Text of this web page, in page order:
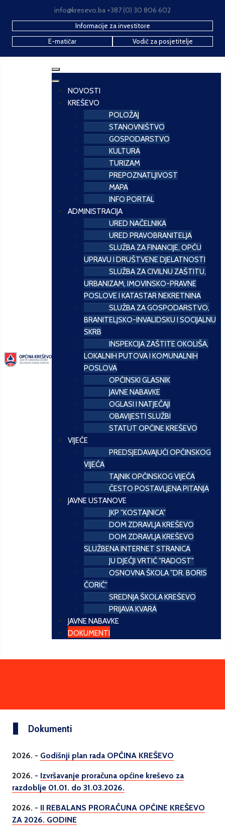
info@kresevo.ba +387 (0) 30 806 602
Informacije za investitore
E-matičar
Vodič za posjetitelje
NOVOSTI
KREŠEVO
POLOŽAJ
STANOVNIŠTVO
GOSPODARSTVO
KULTURA
TURIZAM
PREPOZNATLJIVOST
MAPA
INFO PORTAL
ADMINISTRACIJA
URED NAČELNIKA
URED PRAVOBRANITELJA
SLUŽBA ZA FINANCIJE, OPĆU
UPRAVU I DRUŠTVENE DJELATNOSTI
SLUŽBA ZA CIVILNU ZAŠTITU,
URBANIZAM, IMOVINSKO-PRAVNE
POSLOVE I KATASTAR NEKRETNINA
SLUŽBA ZA GOSPODARSTVO,
BRANITELJSKO-INVALIDSKU I SOCIJALNU
SKRB
INSPEKCIJA ZAŠTITE OKOLIŠA,
LOKALNIH PUTOVA I KOMUNALNIH
POSLOVA
OPĆINSKI GLASNIK
JAVNE NABAVKE
OGLASI I NATJEČAJI
OBAVIJESTI SLUŽBI
STATUT OPĆINE KREŠEVO
VIJEĆE
PREDSJEDAVAJUĆI OPĆINSKOG
VIJEĆA
TAJNIK OPĆINSKOG VIJEĆA
ČESTO POSTAVLJENA PITANJA
JAVNE USTANOVE
JKP "KOSTAJNICA"
DOM ZDRAVLJA KREŠEVO
DOM ZDRAVLJA KREŠEVO
SLUŽBENA INTERNET STRANICA
JU DJEČJI VRTIĆ "RADOST"
OSNOVNA ŠKOLA "DR. BORIS
ĆORIĆ"
SREDNJA ŠKOLA KREŠEVO
PRIJAVA KVARA
JAVNE NABAVKE
DOKUMENTI
Dokumenti
2026. - Godišnji plan rada OPĆINA KREŠEVO
2026. - Izvršavanje proračuna općine kreševo za
razdoblje 01.01. do 31.03.2026.
2026. - II REBALANS PRORAČUNA OPĆINE KREŠEVO
ZA 2026. GODINE